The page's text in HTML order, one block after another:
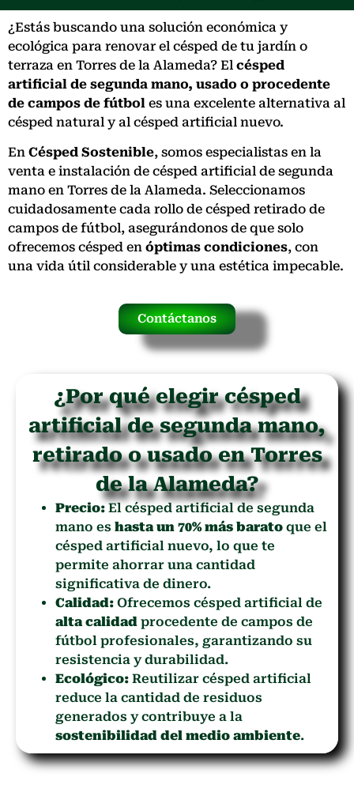
¿Estás buscando una solución económica y
ecológica para renovar el césped de tu jardín o
terraza en Torres de la Alameda? El césped
artificial de segunda mano, usado o procedente
de campos de fútbol es una excelente alternativa al
césped natural y al césped artificial nuevo.
En Césped Sostenible, somos especialistas en la
venta e instalación de césped artificial de segunda
mano en Torres de la Alameda. Seleccionamos
cuidadosamente cada rollo de césped retirado de
campos de fútbol, asegurándonos de que solo
ofrecemos césped en óptimas condiciones, con
una vida útil considerable y una estética impecable.
Contáctanos
¿Por qué elegir césped
artificial de segunda mano,
retirado o usado en Torres
de la Alameda?
Precio:El césped artificial de segunda
mano es hasta un 70% más barato que el
césped artificial nuevo, lo que te
permite ahorrar una cantidad
significativa de dinero.
Calidad: Ofrecemos césped artificial de
alta calidad procedente de campos de
fútbol profesionales, garantizando su
resistencia y durabilidad.
Ecológico: Reutilizar césped artificial
reduce la cantidad de residuos
generados y contribuye a la
sostenibilidad del medio ambiente.